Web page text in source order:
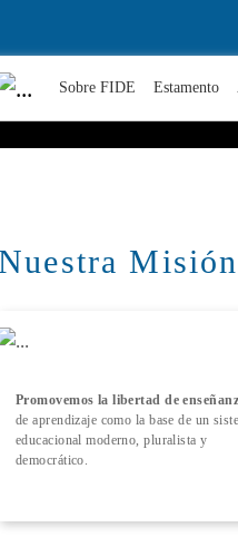
Sobre FIDE Estamento
Misión
Promovemos la libertad de
de aprendizaje como la base de un
educacional moderno, pluralista y
democrático.